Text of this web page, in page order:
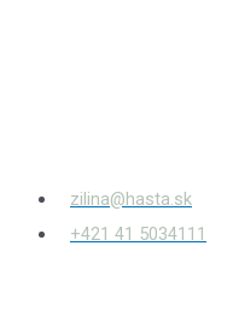
zilina@hasta.sk
+421 41 5034111